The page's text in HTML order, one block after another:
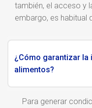
también, el acceso y
embargo, es habitual
¿Cómo garantizar la
alimentos?
Para generar